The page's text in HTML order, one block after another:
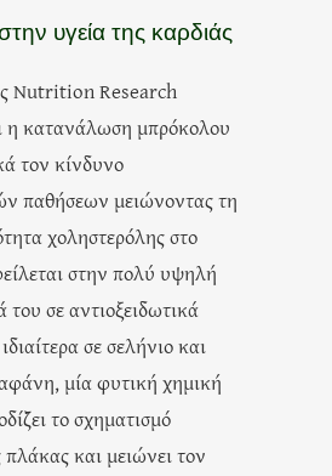
υγεία της καρδιάς
Nutrition Research
η κατανάλωση μπρόκολου
τον κίνδυνο
παθήσεων μειώνοντας τη
χοληστερόλης στο
στην πολύ υψηλή
του σε αντιοξειδωτικά
σε σελήνιο και
μία φυτική χημική
το σχηματισμό
και μειώνει τον